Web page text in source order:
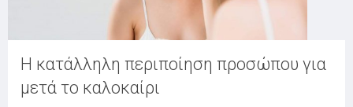
Η κατάλληλη περιποίηση προσώπου για
μετά το καλοκαίρι